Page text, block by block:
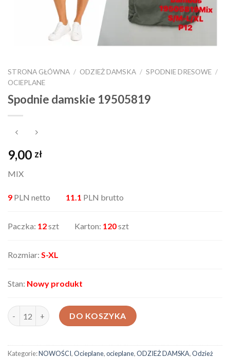
STRONA GŁÓWNA / ODZIEŻ DAMSKA / SPODNIE DRESOWE /
OCIEPLANE
Spodnie damskie 19505819
9,00 zł
MIX
9 PLN netto 11.1 PLN brutto
Paczka: 12szt Karton: 120szt
Rozmiar: S-XL
Stan: Nowy produkt
ilość Spodnie damskie 19505819
DO KOSZYKA
Kategorie:NOWOŚCI,Ocieplane,ocieplane,ODZIEŻ DAMSKA,Odzież